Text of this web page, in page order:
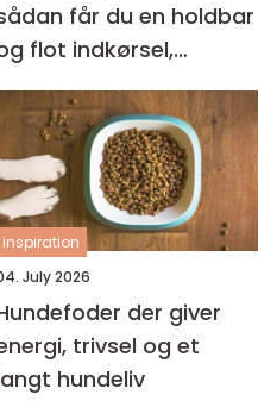
får du en holdbar
flot indkørsel,
og gårdsplads
inspiration
July 2026
der giver
trivsel og et
hundeliv